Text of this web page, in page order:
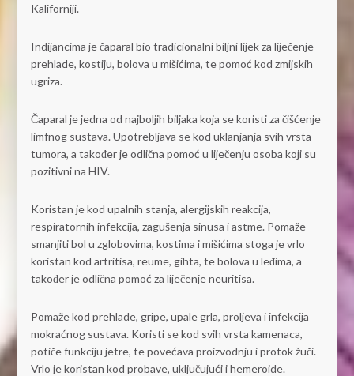
Kaliforniji.
Indijancima je čaparal bio tradicionalni biljni lijek za liječenje
prehlade, kostiju, bolova u mišićima, te pomoć kod zmijskih
ugriza.
Čaparal je jedna od najboljih biljaka koja se koristi za čišćenje
limfnog sustava. Upotrebljava se kod uklanjanja svih vrsta
tumora, a također je odlična pomoć u liječenju osoba koji su
pozitivni na HIV.
Koristan je kod upalnih stanja, alergijskih reakcija,
respiratornih infekcija, zagušenja sinusa i astme. Pomaže
smanjiti bol u zglobovima, kostima i mišićima stoga je vrlo
koristan kod artritisa, reume, gihta, te bolova u leđima, a
također je odlična pomoć za liječenje neuritisa.
Pomaže kod prehlade, gripe, upale grla, proljeva i infekcija
mokraćnog sustava. Koristi se kod svih vrsta kamenaca,
potiče funkciju jetre, te povećava proizvodnju i protok žuči.
Vrlo je koristan kod probave, uključujući i hemeroide.